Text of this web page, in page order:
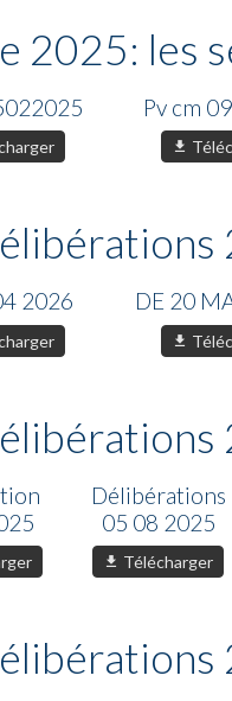
2025: les
Pv cm
2026 DE 20
Délibérations
05 08 2025
Télécharger